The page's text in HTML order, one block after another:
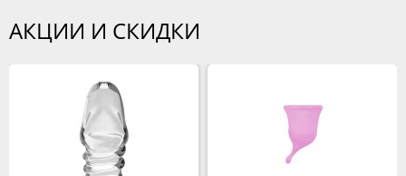
АКЦИИ И СКИДКИ